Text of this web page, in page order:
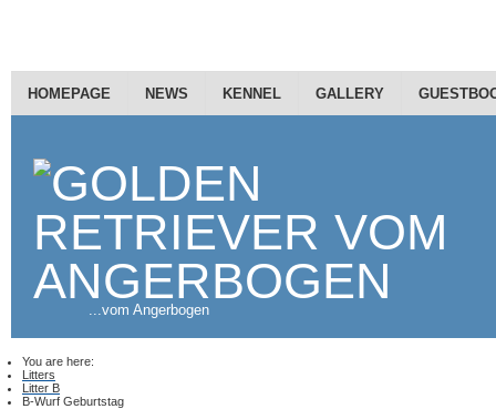
...vom Angerbogen
HOMEPAGE NEWS KENNEL GALLERY
You are here:
Litters
Litter B
B-Wurf Geburtstag